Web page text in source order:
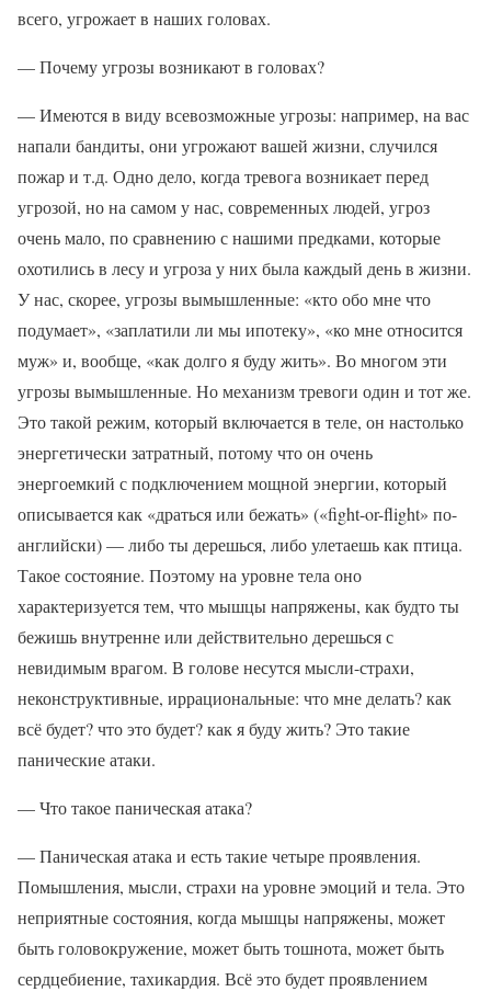
всего, угрожает в наших головах.
— Почему угрозы возникают в головах?
— Имеются в виду всевозможные угрозы: например, на вас
напали бандиты, они угрожают вашей жизни, случился
пожар и т.д. Одно дело, когда тревога возникает перед
угрозой, но на самом у нас, современных людей, угроз
очень мало, по сравнению с нашими предками, которые
охотились в лесу и угроза у них была каждый день в жизни.
У нас, скорее, угрозы вымышленные: «кто обо мне что
подумает», «заплатили ли мы ипотеку», «ко мне относится
муж» и, вообще, «как долго я буду жить». Во многом эти
угрозы вымышленные. Но механизм тревоги один и тот же.
Это такой режим, который включается в теле, он настолько
энергетически затратный, потому что он очень
энергоемкий с подключением мощной энергии, который
описывается как «драться или бежать» («fight-or-flight» по-
английски) — либо ты дерешься, либо улетаешь как птица.
Такое состояние. Поэтому на уровне тела оно
характеризуется тем, что мышцы напряжены, как будто ты
бежишь внутренне или действительно дерешься с
невидимым врагом. В голове несутся мысли-страхи,
неконструктивные, иррациональные: что мне делать? как
всё будет? что это будет? как я буду жить? Это такие
панические атаки.
— Что такое паническая атака?
— Паническая атака и есть такие четыре проявления.
Помышления, мысли, страхи на уровне эмоций и тела. Это
неприятные состояния, когда мышцы напряжены, может
быть головокружение, может быть тошнота, может быть
сердцебиение, тахикардия. Всё это будет проявлением